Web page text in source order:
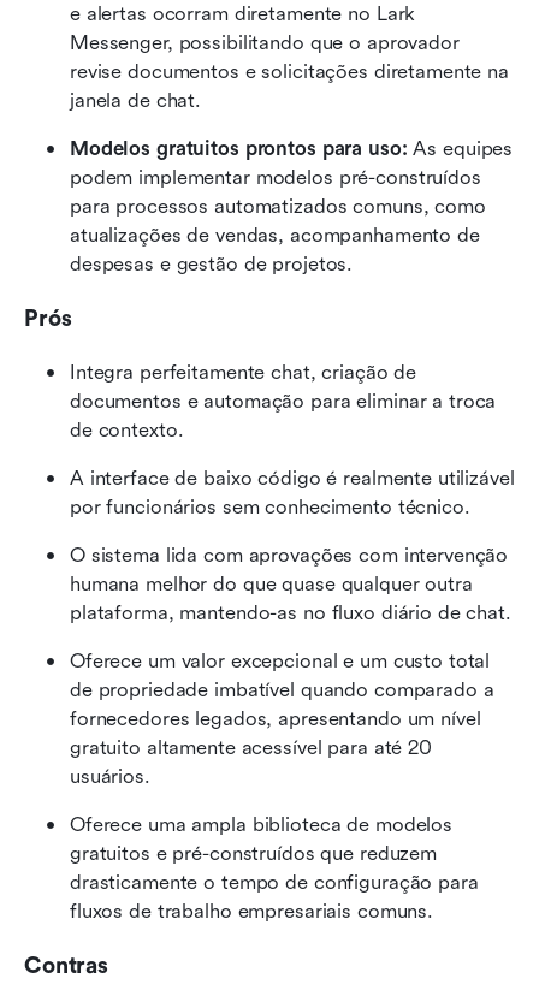
e alertas ocorram diretamente no Lark
Messenger, possibilitando que o aprovador
revise documentos e solicitações diretamente na
janela de chat.
Modelos gratuitos prontos para uso: As equipes
podem implementar modelos pré-construídos
para processos automatizados comuns, como
atualizações de vendas, acompanhamento de
despesas e gestão de projetos.
Prós
Integra perfeitamente chat, criação de
documentos e automação para eliminar a troca
de contexto.
A interface de baixo código é realmente utilizável
por funcionários sem conhecimento técnico.
O sistema lida com aprovações com intervenção
humana melhor do que quase qualquer outra
plataforma, mantendo-as no fluxo diário de chat.
Oferece um valor excepcional e um custo total
de propriedade imbatível quando comparado a
fornecedores legados, apresentando um nível
gratuito altamente acessível para até 20
usuários.
Oferece uma ampla biblioteca de modelos
gratuitos e pré-construídos que reduzem
drasticamente o tempo de configuração para
fluxos de trabalho empresariais comuns.
Contras